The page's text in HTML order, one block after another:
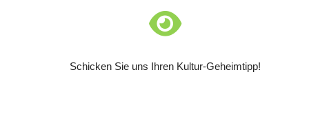
Schicken Sie uns Ihren Kultur-Geheimtipp!